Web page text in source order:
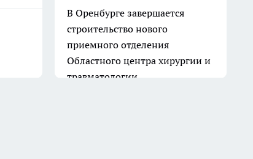
В Оренбурге завершается
строительство нового
приемного отделения
Областного центра хирургии и
травматологии